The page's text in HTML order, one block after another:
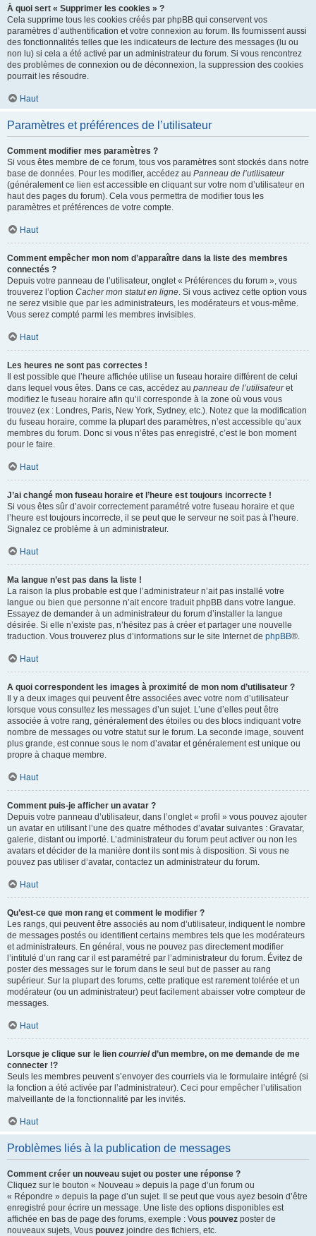
À quoi sert « Supprimer les cookies » ?
Cela supprime tous les cookies créés par phpBB qui conservent vos
paramètres d’authentification et votre connexion au forum. Ils fournissent aussi
des fonctionnalités telles que les indicateurs de lecture des messages (lu ou
non lu) si cela a été activé par un administrateur du forum. Si vous rencontrez
des problèmes de connexion ou de déconnexion, la suppression des cookies
pourrait les résoudre.
Haut
Paramètres et préférences de l’utilisateur
Comment modifier mes paramètres ?
Si vous êtes membre de ce forum, tous vos paramètres sont stockés dans notre
base de données. Pour les modifier, accédez au Panneau de l’utilisateur
(généralement ce lien est accessible en cliquant sur votre nom d’utilisateur en
haut des pages du forum). Cela vous permettra de modifier tous les
paramètres et préférences de votre compte.
Haut
Comment empêcher mon nom d’apparaître dans la liste des membres
connectés ?
Depuis votre panneau de l’utilisateur, onglet « Préférences du forum », vous
trouverez l’option Cacher mon statut en ligne. Si vous activez cette option vous
ne serez visible que par les administrateurs, les modérateurs et vous-même.
Vous serez compté parmi les membres invisibles.
Haut
Les heures ne sont pas correctes !
Il est possible que l’heure affichée utilise un fuseau horaire différent de celui
dans lequel vous êtes. Dans ce cas, accédez au panneau de l’utilisateuret
modifiez le fuseau horaire afin qu’il corresponde à la zone où vous vous
trouvez (ex : Londres, Paris, New York, Sydney, etc.). Notez que la modification
du fuseau horaire, comme la plupart des paramètres, n’est accessible qu’aux
membres du forum. Donc si vous n’êtes pas enregistré, c’est le bon moment
pour le faire.
Haut
J’ai changé mon fuseau horaire et l’heure est toujours incorrecte !
Si vous êtes sûr d’avoir correctement paramétré votre fuseau horaire et que
l’heure est toujours incorrecte, il se peut que le serveur ne soit pas à l’heure.
Signalez ce problème à un administrateur.
Haut
Ma langue n’est pas dans la liste !
La raison la plus probable est que l’administrateur n’ait pas installé votre
langue ou bien que personne n’ait encore traduit phpBB dans votre langue.
Essayez de demander à un administrateur du forum d’installer la langue
désirée. Si elle n’existe pas, n’hésitez pas à créer et partager une nouvelle
traduction. Vous trouverez plus d’informations sur le site Internet de phpBB®.
Haut
A quoi correspondent les images à proximité de mon nom d’utilisateur ?
Il y a deux images qui peuvent être associées avec votre nom d’utilisateur
lorsque vous consultez les messages d’un sujet. L’une d’elles peut être
associée à votre rang, généralement des étoiles ou des blocs indiquant votre
nombre de messages ou votre statut sur le forum. La seconde image, souvent
plus grande, est connue sous le nom d’avatar et généralement est unique ou
propre à chaque membre.
Haut
Comment puis-je afficher un avatar ?
Depuis votre panneau d’utilisateur, dans l’onglet « profil » vous pouvez ajouter
un avatar en utilisant l’une des quatre méthodes d’avatar suivantes : Gravatar,
galerie, distant ou importé. L’administrateur du forum peut activer ou non les
avatars et décider de la manière dont ils sont mis à disposition. Si vous ne
pouvez pas utiliser d’avatar, contactez un administrateur du forum.
Haut
Qu’est-ce que mon rang et comment le modifier ?
Les rangs, qui peuvent être associés au nom d’utilisateur, indiquent le nombre
de messages postés ou identifient certains membres tels que les modérateurs
et administrateurs. En général, vous ne pouvez pas directement modifier
l’intitulé d’un rang car il est paramétré par l’administrateur du forum. Évitez de
poster des messages sur le forum dans le seul but de passer au rang
supérieur. Sur la plupart des forums, cette pratique est rarement tolérée et un
modérateur (ou un administrateur) peut facilement abaisser votre compteur de
messages.
Haut
Lorsque je clique sur le lien courrield’un membre, on me demande de me
connecter !?
Seuls les membres peuvent s’envoyer des courriels via le formulaire intégré (si
la fonction a été activée par l’administrateur). Ceci pour empêcher l’utilisation
malveillante de la fonctionnalité par les invités.
Haut
Problèmes liés à la publication de messages
Comment créer un nouveau sujet ou poster une réponse ?
Cliquez sur le bouton « Nouveau » depuis la page d’un forum ou
« Répondre » depuis la page d’un sujet. Il se peut que vous ayez besoin d’être
enregistré pour écrire un message. Une liste des options disponibles est
affichée en bas de page des forums, exemple : Vous pouvez poster de
nouveaux sujets, Vous pouvez joindre des fichiers, etc.